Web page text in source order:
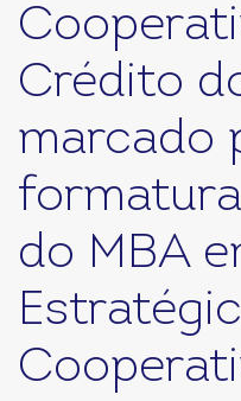
Crédito
marcado
do MBA